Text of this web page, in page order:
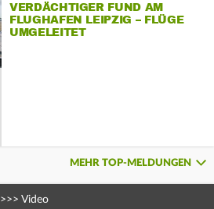
VERDÄCHTIGER FUND AM
FLUGHAFEN LEIPZIG – FLÜGE
UMGELEITET
MEHR TOP-MELDUNGEN
>>> Video